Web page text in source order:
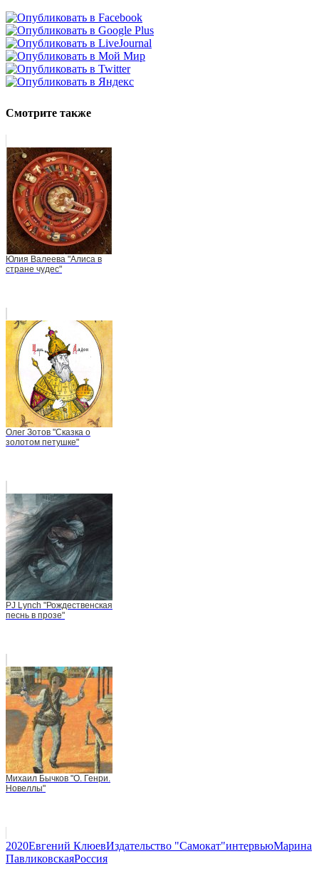
Смотрите также
Юлия Валеева "Алиса в
стране чудес"
Олег Зотов "Сказка о
золотом петушке"
PJ Lynch "Рождественская
песнь в прозе"
Михаил Бычков "О. Генри.
Новеллы"
2020Евгений КлюевИздательство "Самокат"интервьюМарина
ПавликовскаяРоссия